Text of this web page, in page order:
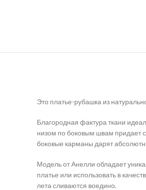
Это платье-рубашка из
Благородная фактура ткани
низом по боковым швам придает
боковые карманы дарят
Модель от Анелли обладает
платье или использовать в
лета сливаются воедино.